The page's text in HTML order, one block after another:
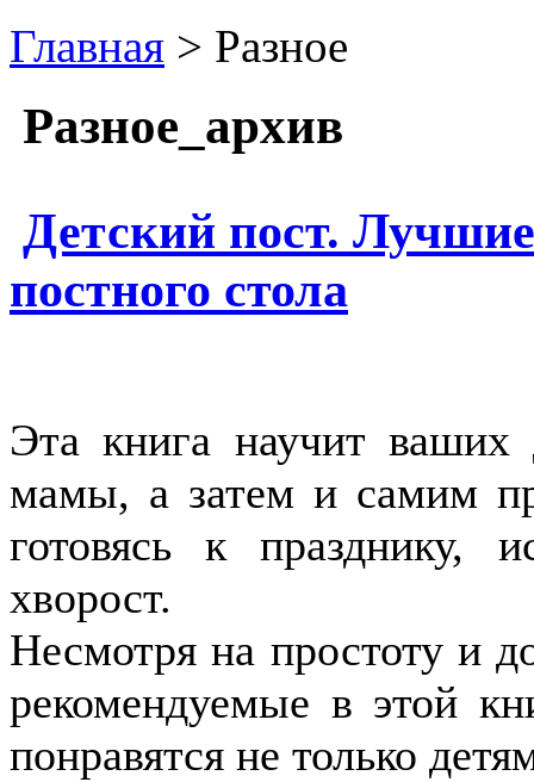
Главная > Разное
Разное_архив
Детский пост.
постного стола
Эта книга научит
мамы, а затем и самим
готовясь к празднику,
хворост.
Несмотря на простоту и
рекомендуемые в этой
понравятся не только